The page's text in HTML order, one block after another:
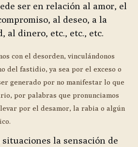
ser en relación al amor, el
al deseo, a la
al dinero, etc., etc., etc.
con el desorden, vinculándonos
del fastidio, ya sea por el exceso o
generado por no manifestar lo que
por palabras que pronunciamos
por el desamor, la rabia o algún
situaciones la sensación de